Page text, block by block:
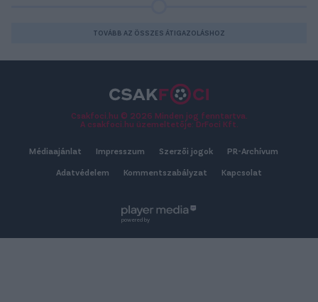
TOVÁBB AZ ÖSSZES ÁTIGAZOLÁSHOZ
Csakfoci.hu © 2026 Minden jog fenntartva.
A csakfoci.hu üzemeltetője: DrFoci Kft.
Médiaajánlat Impresszum Szerzői jogok PR-Archívum
Adatvédelem Kommentszabályzat Kapcsolat
powered by